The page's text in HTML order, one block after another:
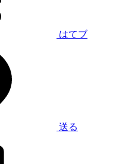
はてブ
送る